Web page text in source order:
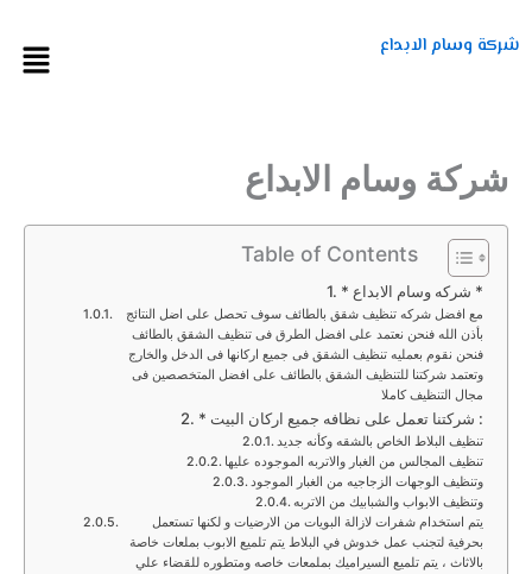
إلىشركة وسام الابداع
شركة وسام الابداع
Table of Contents
* شركه وسام الابداع *
مع افضل شركه تنظيف شقق بالطائف سوف تحصل على اضل النتائج
بأذن الله فنحن نعتمد على افضل الطرق فى تنظيف الشقق بالطائف
فنحن نقوم بعمليه تنظيف الشقق فى جميع اركانها فى الدخل والخارج
وتعتمد شركتنا للتنظيف الشقق بالطائف على افضل المتخصصين فى
مجال التنظيف كاملا
* شركتنا تعمل على نظافه جميع اركان البيت :
تنظيف البلاط الخاص بالشقه وكأنه جديد
تنظيف المجالس من الغبار والاتربه الموجوده عليها
وتنظيف الوجهات الزجاجيه من الغبار الموجود
وتنظيف الابواب والشبابيك من الاتربه
يتم استخدام شفرات لازالة البويات من الارضيات و لكنها تستعمل
بحرفية لتجنب عمل خدوش في البلاط يتم تلميع الابوب بملعات خاصة
بالاثاث ، يتم تلميع السيراميك بملمعات خاصه ومتطوره للقضاء علي